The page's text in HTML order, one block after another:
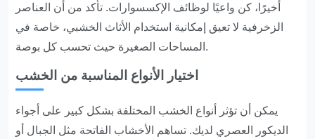
أخيرًا، كن واعيًا لوظائف الإكسسوارات. تأكد من أن العناصر
الزخرفية لا تعيق إمكانية استخدام الأثاث الخشبي، خاصة في
المساحات الصغيرة حيث تحسب كل بوصة.
اختيار الأنواع المناسبة من الخشب
يمكن أن تؤثر أنواع الخشب المختلفة بشكل كبير على أجواء
الديكور العصري لديك. تساهم الأخشاب الفاتحة مثل الجبال أو